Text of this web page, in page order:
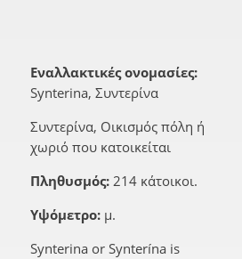
Εναλλακτικές ονομασίες:
Synterina, Συντερίνα
Συντερίνα, Οικισμός πόλη ή
χωριό που κατοικείται
Πληθυσμός: 214 κάτοικοι.
Υψόμετρο: μ.
Synterina or Synterína is